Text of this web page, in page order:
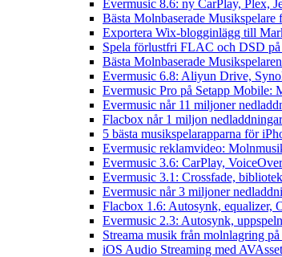
Evermusic 8.6: ny CarPlay, Plex,
Bästa Molnbaserade Musikspelare
Exportera Wix-blogginlägg till
Spela förlustfri FLAC och DSD
Bästa Molnbaserade
Evermusic 6.8: Aliyun Drive,
Evermusic Pro på Setapp Mobile:
Evermusic når 11 miljoner
Flacbox når 1 miljon
5 bästa musikspelarapparna för
Evermusic reklamvideo:
Evermusic 3.6: CarPlay,
Evermusic 3.1: Crossfade,
Evermusic når 3 miljoner
Flacbox 1.6: Autosynk, equalizer,
Evermusic 2.3: Autosynk,
Streama musik från molnlagring
iOS Audio Streaming med